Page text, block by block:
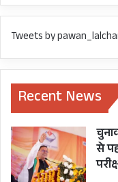
Tweets by
Recent News
से